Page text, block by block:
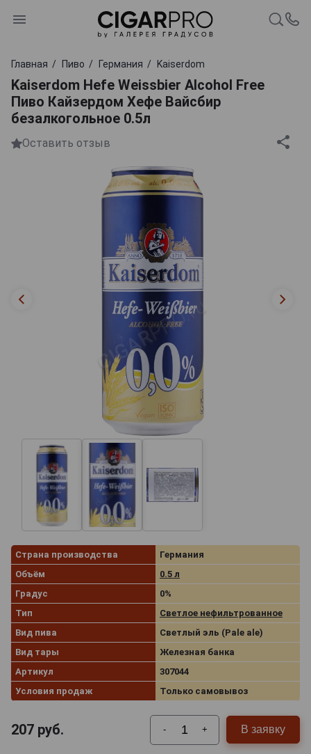
Главная Пиво Германия Kaiserdom
Kaiserdom Hefe Weissbier Alcohol Free
Пиво Кайзердом Хефе Вайсбир
безалкогольное 0.5л
Оставить отзыв
Страна производства
Германия
Объём
0.5 л
Градус
0%
Тип
Светлое нефильтрованное
Вид пива
Светлый эль (Pale ale)
Вид тары
Железная банка
Артикул
307044
Условия продаж
Только самовывоз
207 руб. - + В заявку